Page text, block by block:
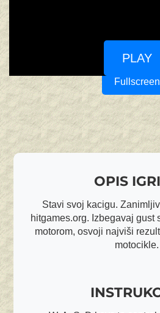
PLAY
Fullscreen
OPIS
Stavi svoj kacigu.
hitgames.org. Izbegavaj gust
motorom, osvoji najviši
motocikle.